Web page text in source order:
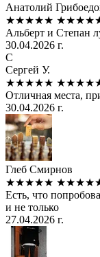
Анатолий
★★★★★
Альберт и Степан
30.04.2026 г.
С
Сергей У.
★★★★★
Отличная места,
30.04.2026 г.
Глеб Смирнов
★★★★★
Есть, что
и не только
27.04.2026 г.